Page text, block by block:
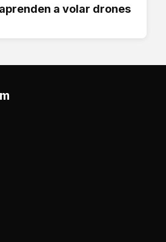
a volar drones